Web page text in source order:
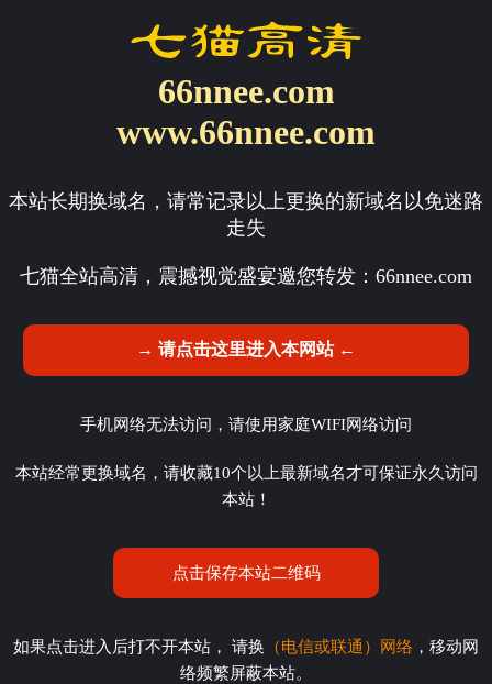
66nnee.com
www.66nnee.com
本站长期换域名，请常记录以上更换的新域名以免迷路
走失
七猫全站高清，震撼视觉盛宴邀您转发： 66nnee.com
→ 请点击这里进入本网站 ←
手机网络无法访问，请使用家庭WIFI网络访问
本站经常更换域名，请收藏10个以上最新域名才可保证永久访问
本站！
点击保存本站二维码
如果点击进入后打不开本站， 请换 （电信或联通）网络 ，移动网
络频繁屏蔽本站。